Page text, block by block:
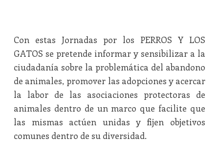
Con estas Jornadas por los PERROS Y LOS
GATOS se pretende informar y sensibilizar a la
ciudadanía sobre la problemática del abandono
de animales, promover las adopciones y acercar
la labor de las asociaciones protectoras de
animales dentro de un marco que facilite que
las mismas actúen unidas y fijen objetivos
comunes dentro de su diversidad.